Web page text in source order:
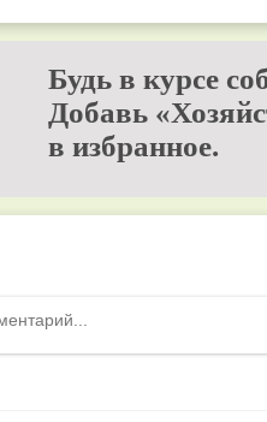
Будь в курсе
Добавь
в избранное.